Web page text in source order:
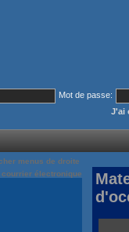
Mot de passe:
J'ai
menus de droite
courrier électronique